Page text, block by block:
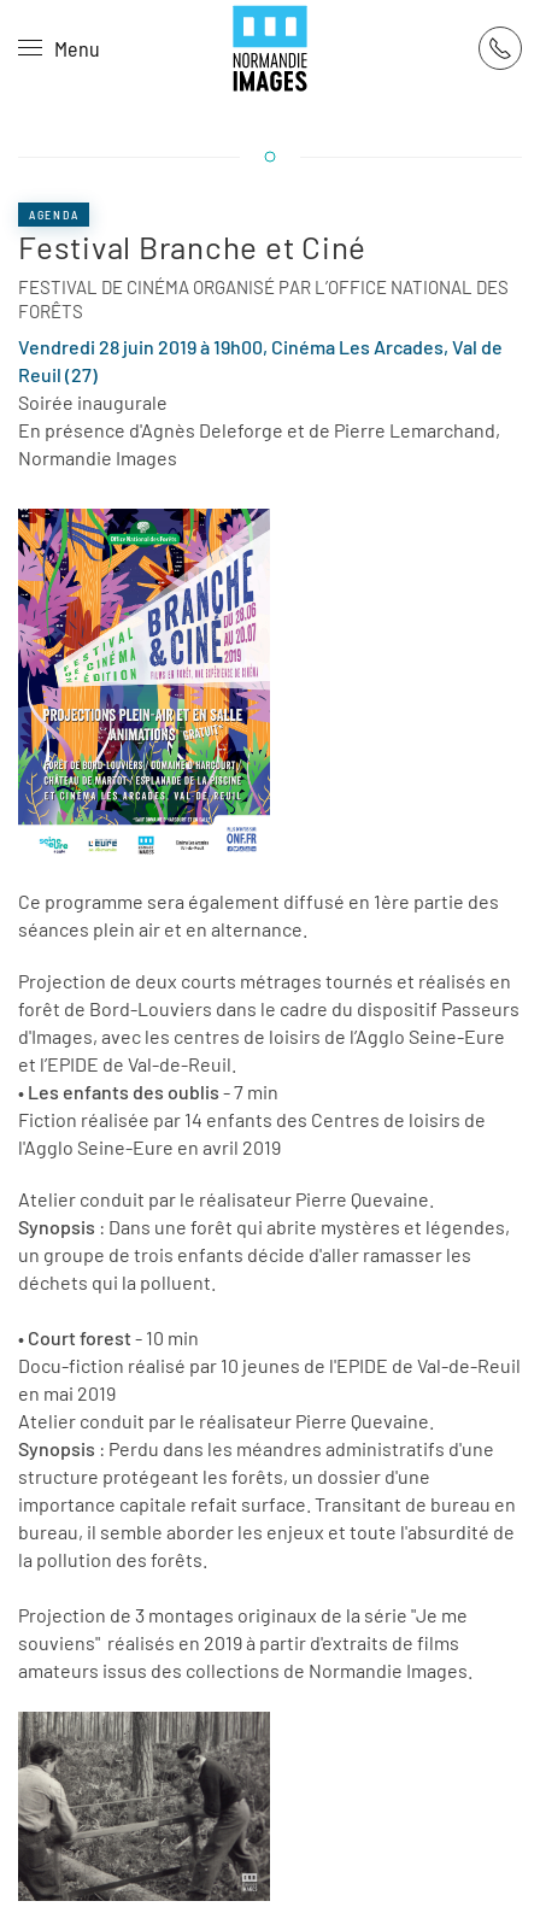
Skip to main content
Menu
AGENDA
Festival Branche et Ciné
FESTIVAL DE CINÉMA ORGANISÉ PAR L’OFFICE NATIONAL DES
FORÊTS
Vendredi 28 juin 2019 à 19h00, Cinéma Les Arcades, Val de
Reuil (27)
Soirée inaugurale
En présence d'Agnès Deleforge et de Pierre Lemarchand,
Normandie Images
Ce programme sera également diffusé en 1ère partie des
séances plein air et en alternance.
Projection de deux courts métrages tournés et réalisés en
forêt de Bord-Louviers dans le cadre du dispositif Passeurs
d'Images, avec les centres de loisirs de l’Agglo Seine-Eure
et l’EPIDE de Val-de-Reuil.
• Les enfants des oublis - 7 min
Fiction réalisée par 14 enfants des Centres de loisirs de
l'Agglo Seine-Eure en avril 2019
Atelier conduit par le réalisateur Pierre Quevaine.
Synopsis : Dans une forêt qui abrite mystères et légendes,
un groupe de trois enfants décide d'aller ramasser les
déchets qui la polluent.
• Court forest- 10 min
Docu-fiction réalisé par 10 jeunes de l'EPIDE de Val-de-Reuil
en mai 2019
Atelier conduit par le réalisateur Pierre Quevaine.
Synopsis : Perdu dans les méandres administratifs d'une
structure protégeant les forêts, un dossier d'une
importance capitale refait surface. Transitant de bureau en
bureau, il semble aborder les enjeux et toute l'absurdité de
la pollution des forêts.
Projection de 3 montages originaux de la série "Je me
souviens" réalisés en 2019 à partir d'extraits de films
amateurs issus des collections de Normandie Images.
Panneau de gestion des cookies